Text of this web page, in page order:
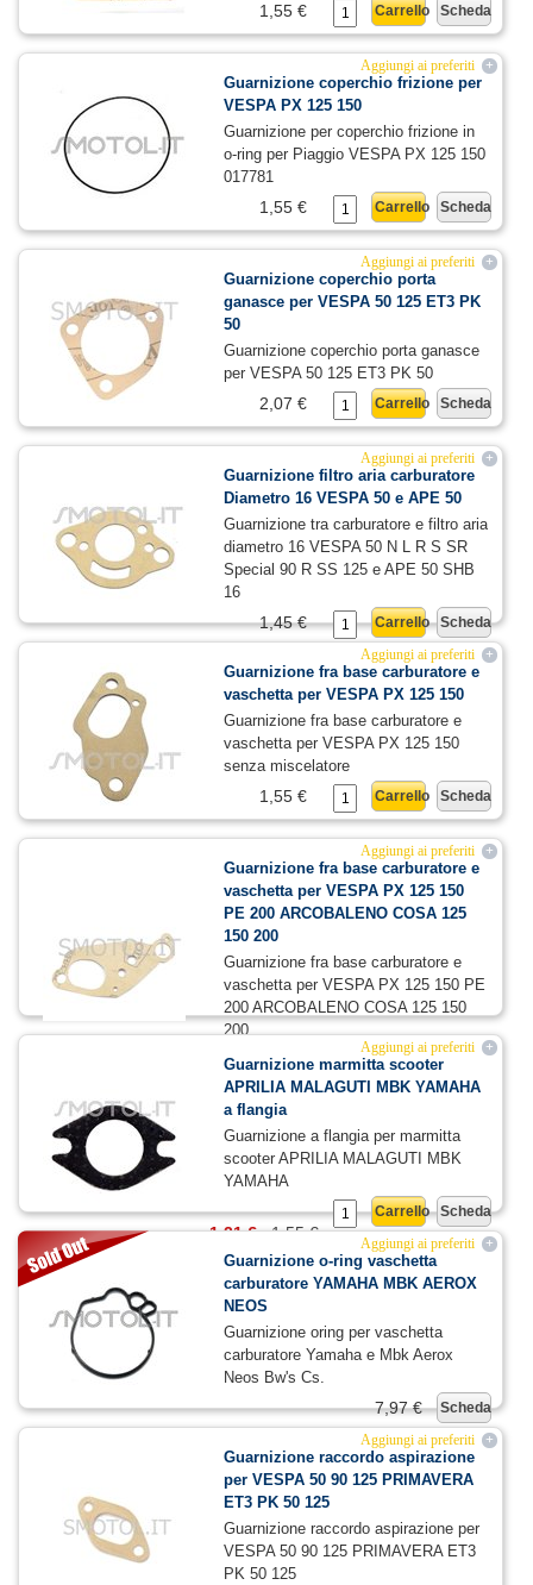
Scheda
Carrello
1,55 €
+
Aggiungi ai preferiti
Guarnizione coperchio frizione per
VESPA PX 125 150
Guarnizione per coperchio frizione in
o-ring per Piaggio VESPA PX 125 150
017781
Scheda
Carrello
1,55 €
+
Aggiungi ai preferiti
Guarnizione coperchio porta
ganasce per VESPA 50 125 ET3 PK
50
Guarnizione coperchio porta ganasce
per VESPA 50 125 ET3 PK 50
Scheda
Carrello
2,07 €
+
Aggiungi ai preferiti
Guarnizione filtro aria carburatore
Diametro 16 VESPA 50 e APE 50
Guarnizione tra carburatore e filtro aria
diametro 16 VESPA 50 N L R S SR
Special 90 R SS 125 e APE 50 SHB
16
Scheda
Carrello
1,45 €
+
Aggiungi ai preferiti
Guarnizione fra base carburatore e
vaschetta per VESPA PX 125 150
Guarnizione fra base carburatore e
vaschetta per VESPA PX 125 150
senza miscelatore
Scheda
Carrello
1,55 €
+
Aggiungi ai preferiti
Guarnizione fra base carburatore e
vaschetta per VESPA PX 125 150
PE 200 ARCOBALENO COSA 125
150 200
Guarnizione fra base carburatore e
vaschetta per VESPA PX 125 150 PE
200 ARCOBALENO COSA 125 150
200
Scheda
Carrello
1,55 €
+
Aggiungi ai preferiti
Guarnizione marmitta scooter
APRILIA MALAGUTI MBK YAMAHA
a flangia
Guarnizione a flangia per marmitta
scooter APRILIA MALAGUTI MBK
YAMAHA
Scheda
Carrello
1,55 €
1,21 €
+
Aggiungi ai preferiti
Guarnizione o-ring vaschetta
carburatore YAMAHA MBK AEROX
NEOS
Guarnizione oring per vaschetta
carburatore Yamaha e Mbk Aerox
Neos Bw's Cs.
Scheda
7,97 €
+
Aggiungi ai preferiti
Guarnizione raccordo aspirazione
per VESPA 50 90 125 PRIMAVERA
ET3 PK 50 125
Guarnizione raccordo aspirazione per
VESPA 50 90 125 PRIMAVERA ET3
PK 50 125